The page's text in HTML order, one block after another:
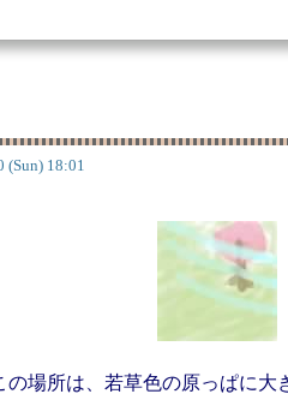
(Sun) 18:01
の場所は、若草色の原っぱに大